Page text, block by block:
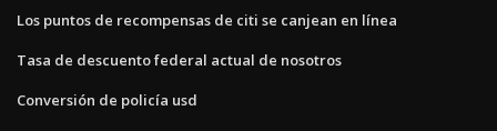
Los puntos de recompensas de citi se canjean en línea
Tasa de descuento federal actual de nosotros
Conversión de policía usd